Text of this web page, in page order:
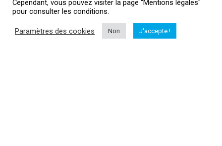
Informations
Cependant, vous pouvez visiter la page "Mentions légales"
pour consulter les conditions.
Paramètres des cookies Non J'accepte !